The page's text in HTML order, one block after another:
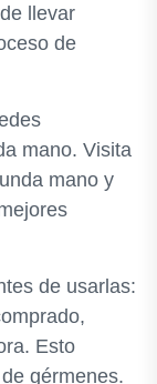
llevar
de
mano. Visita
mano y
de usarlas:
Esto
gérmenes.